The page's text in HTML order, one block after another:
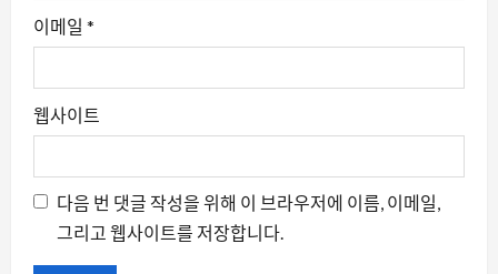
이메일 *
웹사이트
다음 번 댓글 작성을 위해 이 브라우저에 이름, 이메일,
그리고 웹사이트를 저장합니다.